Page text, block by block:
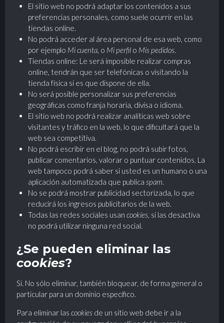
El sitio web no podrá adaptar los contenidos a sus
preferencias personales, como suele ocurrir en las
tiendas online.
No podrá acceder al área personal de esa web, como
por ejemplo Mi cuenta, o Mi perfilo Mis pedidos.
Tiendas online: Le será imposible realizar compras
online, tendrán que ser telefónicas o visitando la
tienda física si es que dispone de ella.
No será posible personalizar sus preferencias
geográficas como franja horaria, divisa o idioma.
El sitio web no podrá realizar analíticas web sobre
visitantes y tráfico en la web, lo que dificultará que la
web sea competitiva.
No podrá escribir en el blog, no podrá subir fotos,
publicar comentarios, valorar o puntuar contenidos. La
web tampoco podrá saber si usted es un humano o una
aplicación automatizada que publica spam
No se podrá mostrar publicidad sectorizada, lo que
reducirá los ingresos publicitarios de la web.
Todas las redes sociales usan cookies, si las desactiva
no podrá utilizar ninguna red social.
¿Se pueden eliminar las
cookies?
Sí. No sólo eliminar, también bloquear, de forma general o
particular para un dominio específico.
Para eliminar las cookies de un sitio web debe ir a la